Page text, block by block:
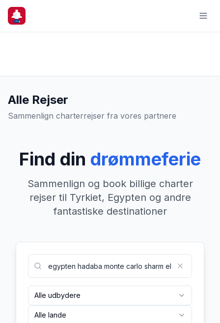
Alle Rejser
Sammenlign charterrejser fra vores partnere
Find din drømmeferie
Sammenlign og book billige charter
rejser til Tyrkiet, Egypten og andre
fantastiske destinationer
Alle udbydere
Alle lande